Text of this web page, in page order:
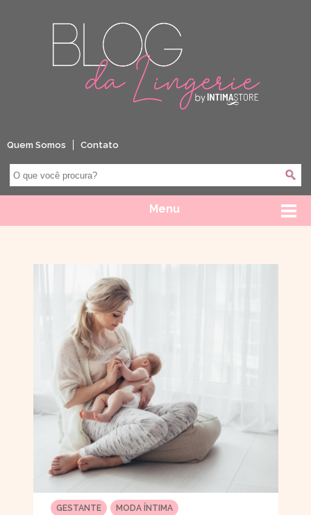
Quem Somos Contato
Menu
GESTANTE MODA ÍNTIMA